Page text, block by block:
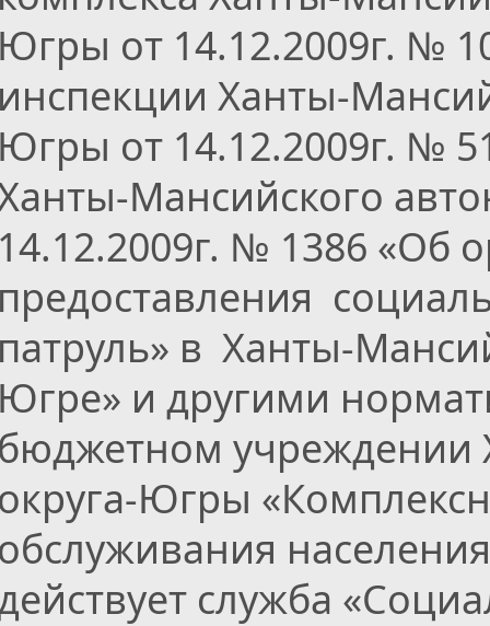
от 14.12.2009г. №
Ханты-
от 14.12.2009г. №
Мансийского
№ 1386 «Об
в Ханты-
и другими
учреждении
Югры
служба